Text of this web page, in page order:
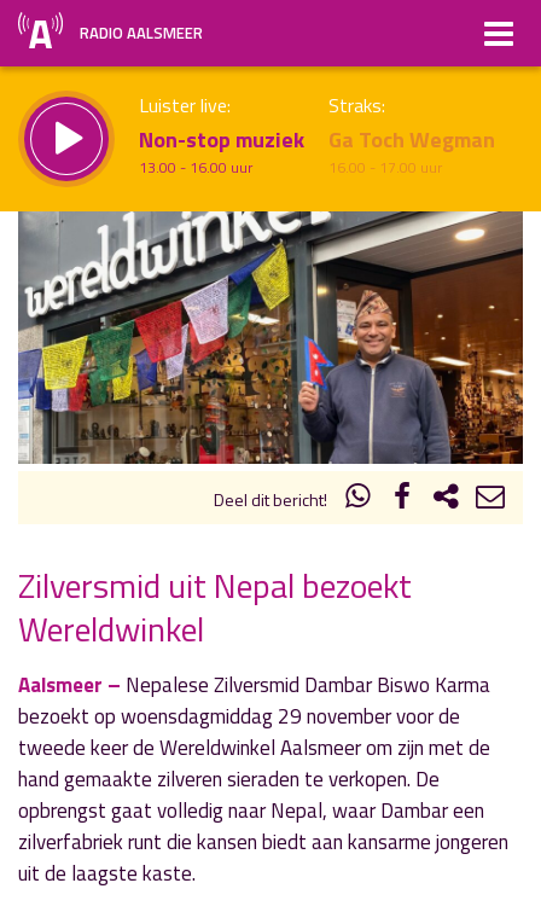
RADIO AALSMEER
Luister live:
Non-stop muziek
13.00 - 16.00 uur
Straks:
Ga Toch Wegman
16.00 - 17.00 uur
Vorig uur uur 1 van x
Inklappen
Deel dit bericht!
« Vorig nieuwsbericht
Sportuitslagen zondag 19 november
19 november 2023
» Volgend nieuwsbericht
BeterBuren: Buurtbemiddeling voor Vreedzaam
Samenleven
20 november 2023
Zilversmid uit Nepal bezoekt
Wereldwinkel
Aalsmeer – Nepalese Zilversmid Dambar Biswo Karma
bezoekt op woensdagmiddag 29 november voor de
tweede keer de Wereldwinkel Aalsmeer om zijn met de
hand gemaakte zilveren sieraden te verkopen. De
opbrengst gaat volledig naar Nepal, waar Dambar een
zilverfabriek runt die kansen biedt aan kansarme jongeren
uit de laagste kaste.